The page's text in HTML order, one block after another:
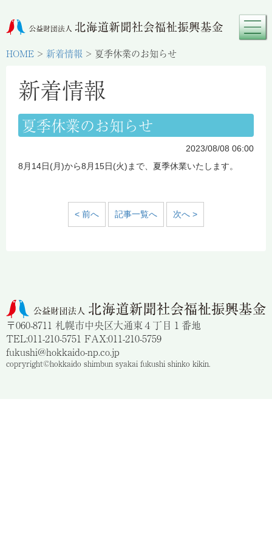
HOME > 新着情報 > 夏季休業のお知らせ
新着情報
夏季休業のお知らせ
2023/08/08 06:00
8月14日(月)から8月15日(火)まで、夏季休業いたします。
< 前へ 記事一覧へ 次へ >
〒060-8711 札幌市中央区大通東４丁目１番地
TEL:011-210-5751 FAX:011-210-5759
fukushi@hokkaido-np.co.jp
copryright©hokkaido shimbun syakai fukushi shinko kikin.